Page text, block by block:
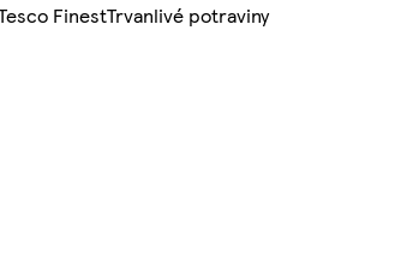
FinestTrvanlivé potraviny